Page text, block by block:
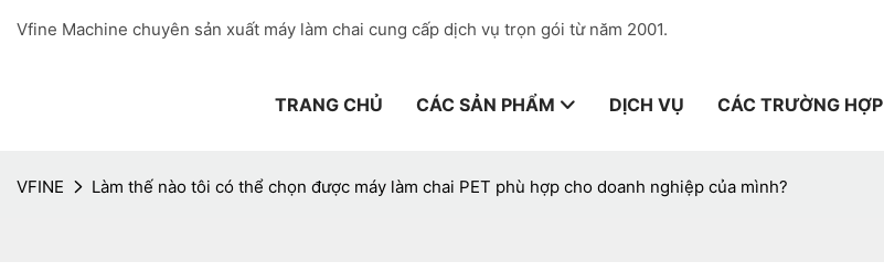
Vfine Machine chuyên sản xuất máy làm chai cung cấp dịch vụ trọn gói từ năm 2001.
TRANG CHỦ CÁC SẢN PHẨM DỊCH VỤ CÁC TRƯỜNG HỢP
VFINE Làm thế nào tôi có thể chọn được máy làm chai PET phù hợp cho doanh nghiệp của mình?